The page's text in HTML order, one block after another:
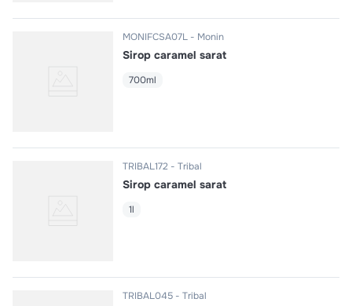
MONIFCSA07L Monin
Sirop caramel sarat
700ml
TRIBAL172 Tribal
Sirop caramel sarat
1l
TRIBAL045 Tribal